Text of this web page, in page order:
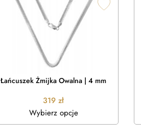
Łańcuszek Żmijka Owalna | 4 mm
319 zł
Wybierz opcje